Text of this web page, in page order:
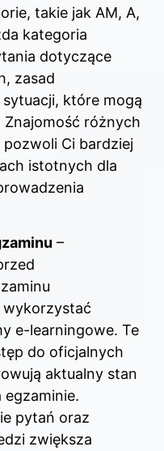
takie jak AM, A,
kategoria
dotyczące
zasad
które mogą
różnych
Ci bardziej
istotnych dla
–
e-learningowe. Te
do oficjalnych
aktualny stan
pytań oraz
zwiększa